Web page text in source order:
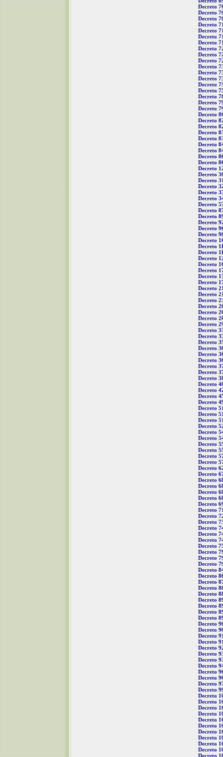
Decreto
Decreto
Decreto
Decreto
Decreto
Decreto
Decreto
Decreto
Decreto
Decreto
Decreto
Decreto
Decreto
Decreto
Decreto
Decreto
Decreto
Decreto
Decreto
Decreto
Decreto
Decreto
Decreto
Decreto
Decreto
Decreto
Decreto
Decreto
Decreto
Decreto
Decreto
Decreto
Decreto
Decreto
Decreto
Decreto
Decreto
Decreto
Decreto
Decreto
Decreto
Decreto
Decreto
Decreto
Decreto
Decreto
Decreto
Decreto
Decreto
Decreto
Decreto
Decreto
Decreto
Decreto
Decreto
Decreto
Decreto
Decreto
Decreto
Decreto
Decreto
Decreto
Decreto
Decreto
Decreto
Decreto
Decreto
Decreto
Decreto
Decreto
Decreto
Decreto
Decreto
Decreto
Decreto
Decreto
Decreto
Decreto
Decreto
Decreto
Decreto
Decreto
Decreto
Decreto
Decreto
Decreto
Decreto
Decreto
Decreto
Decreto
Decreto
Decreto
Decreto
Decreto
Decreto
Decreto
Decreto
Decreto
Decreto
Decreto
Decreto
Decreto
Decreto
Decreto
Decreto
Decreto
Decreto
Decreto
Decreto
Decreto
Decreto
Decreto
Decreto
Decreto
Decreto
Decreto
Decreto
Decreto
Decreto
Decreto
Decreto
Decreto
Decreto
Decreto
Decreto
Decreto